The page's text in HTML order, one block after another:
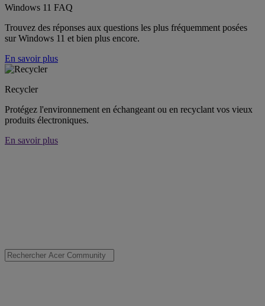
Windows 11 FAQ
Trouvez des réponses aux questions les plus fréquemment posées
sur Windows 11 et bien plus encore.
En savoir plus
Recycler
Protégez l'environnement en échangeant ou en recyclant vos vieux
produits électroniques.
En savoir plus